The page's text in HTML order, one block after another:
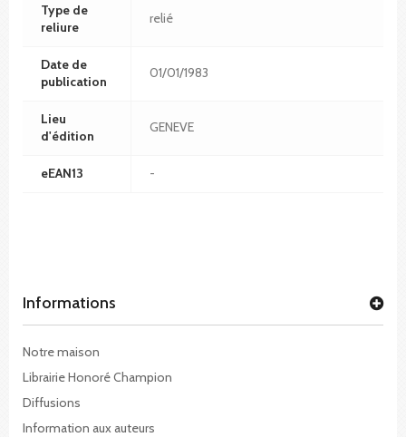
Type de
reliure
relié
Date de
publication
01/01/1983
Lieu
d'édition
GENEVE
eEAN13 -
Informations
Notre maison
Librairie Honoré Champion
Diffusions
Information aux auteurs